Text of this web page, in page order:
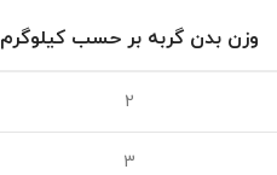
وزن بدن گربه بر حسب کیلوگرم
2
3